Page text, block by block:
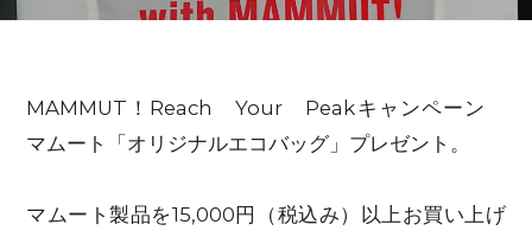
MAMMUT！Reach Your Peakキャンペーン
マムート「オリジナルエコバッグ」プレゼント。
マムート製品を15,000円（税込み）以上お買い上げ